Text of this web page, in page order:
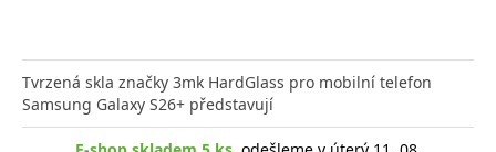
Tvrzená skla značky 3mk HardGlass pro mobilní telefon
Samsung Galaxy S26+ představují